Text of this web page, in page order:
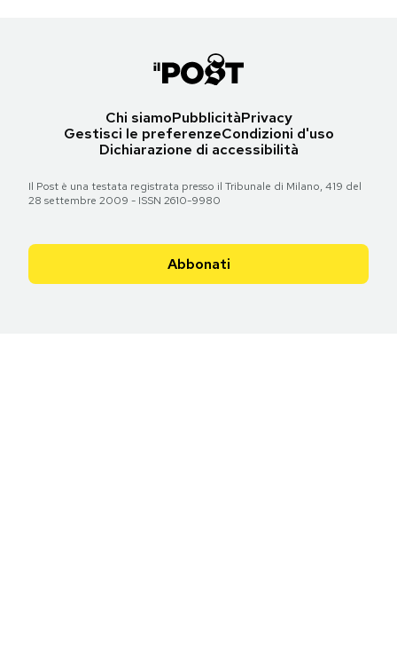
Chi siamoPubblicitàPrivacy
Gestisci le preferenzeCondizioni d'uso
Dichiarazione di accessibilità
Il Post è una testata registrata presso il Tribunale di Milano, 419 del
28 settembre 2009 - ISSN 2610-9980
Abbonati